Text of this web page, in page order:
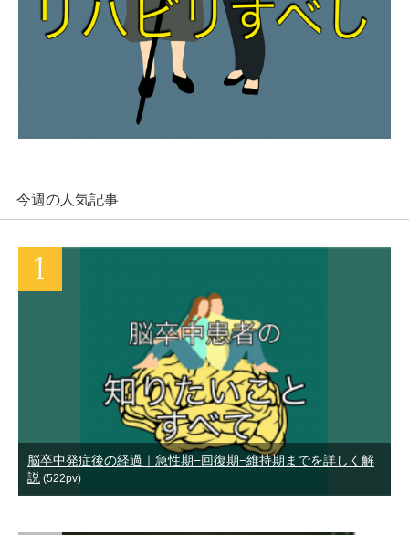
今週の人気記事
脳卒中発症後の経過｜急性期−回復期−維持期までを詳しく解
説 (522pv)